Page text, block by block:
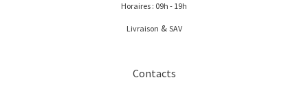
Horaires : 09h - 19h
Livraison & SAV
Contacts